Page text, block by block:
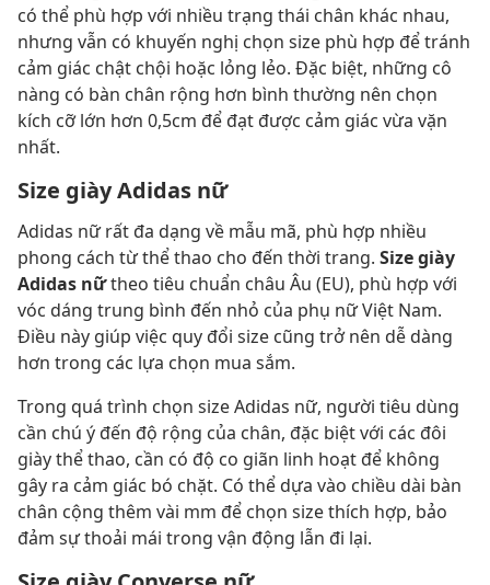
có thể phù hợp với nhiều trạng thái chân khác nhau,
nhưng vẫn có khuyến nghị chọn size phù hợp để tránh
cảm giác chật chội hoặc lỏng lẻo. Đặc biệt, những cô
nàng có bàn chân rộng hơn bình thường nên chọn
kích cỡ lớn hơn 0,5cm để đạt được cảm giác vừa vặn
nhất.
Size giày Adidas nữ
Adidas nữ rất đa dạng về mẫu mã, phù hợp nhiều
phong cách từ thể thao cho đến thời trang. Size giày
Adidas nữtheo tiêu chuẩn châu Âu (EU), phù hợp với
vóc dáng trung bình đến nhỏ của phụ nữ Việt Nam.
Điều này giúp việc quy đổi size cũng trở nên dễ dàng
hơn trong các lựa chọn mua sắm.
Trong quá trình chọn size Adidas nữ, người tiêu dùng
cần chú ý đến độ rộng của chân, đặc biệt với các đôi
giày thể thao, cần có độ co giãn linh hoạt để không
gây ra cảm giác bó chặt. Có thể dựa vào chiều dài bàn
chân cộng thêm vài mm để chọn size thích hợp, bảo
đảm sự thoải mái trong vận động lẫn đi lại.